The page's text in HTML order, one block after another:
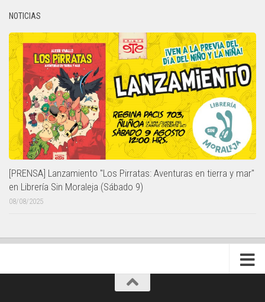
NOTICIAS
[PRENSA] Lanzamiento "Los Pirratas: Aventuras en tierra y mar"
en Librería Sin Moraleja (Sábado 9)
08/08/2025